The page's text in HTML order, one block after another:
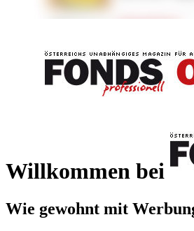
Willkommen bei
Wie gewohnt mit